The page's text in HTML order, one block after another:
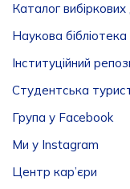
Каталог вибіркових
Наукова бібліотека
Інституційний
Студентська
Група у Facebook
Ми у Instagram
Центр кар’єри